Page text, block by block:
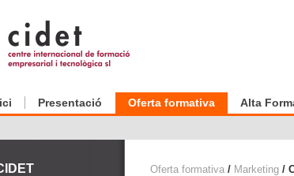
Presentació Oferta formativa Alta
Oferta formativa / Marketing /